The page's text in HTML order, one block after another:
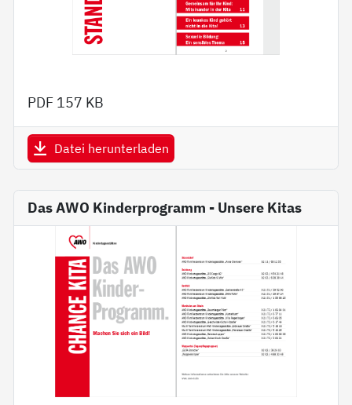
PDF 157 KB
Datei herunterladen
Das AWO Kinderprogramm - Unsere Kitas